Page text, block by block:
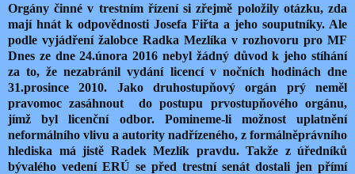
Orgány činné v trestním řízení si zřejmě položily otázku, zda
mají hnát k odpovědnosti Josefa Fiřta a jeho souputníky. Ale
podle vyjádření žalobce Radka Mezlíka v rozhovoru pro MF
Dnes ze dne 24.února 2016 nebyl žádný důvod k jeho stíhání
za to, že nezabránil vydání licencí v nočních hodinách dne
31.prosince 2010. Jako druhostupňový orgán prý neměl
pravomoc zasáhnout do postupu prvostupňového orgánu,
jímž byl licenční odbor. Pomineme-li možnost uplatnění
neformálního vlivu a autority nadřízeného, z formálněprávního
hlediska má jistě Radek Mezlík pravdu. Takže z úředníků
bývalého vedení ERÚ se před trestní senát dostali jen přímí